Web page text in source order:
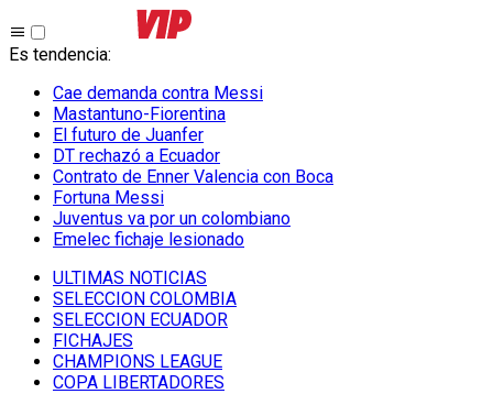
Es tendencia:
Cae demanda contra Messi
Mastantuno-Fiorentina
El futuro de Juanfer
DT rechazó a Ecuador
Contrato de Enner Valencia con Boca
Fortuna Messi
Juventus va por un colombiano
Emelec fichaje lesionado
ULTIMAS NOTICIAS
SELECCION COLOMBIA
SELECCION ECUADOR
FICHAJES
CHAMPIONS LEAGUE
COPA LIBERTADORES